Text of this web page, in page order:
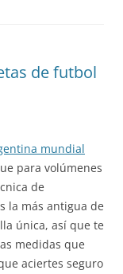
de futbol
mundial
para volúmenes
de
la más antigua de
única, así que te
medidas que
aciertes seguro